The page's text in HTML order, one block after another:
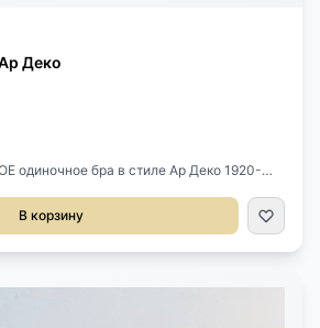
Деко
одиночное бра в стиле Ар Деко 1920-
В корзину